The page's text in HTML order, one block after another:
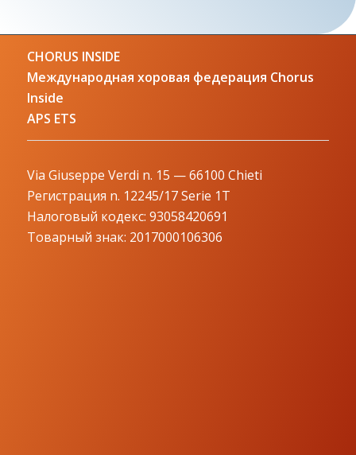
CHORUS INSIDE
Международная хоровая федерация Chorus
Inside
APS ETS
Via Giuseppe Verdi n. 15 — 66100 Chieti
Регистрация n. 12245/17 Serie 1T
Налоговый кодекс: 93058420691
Товарный знак: 2017000106306